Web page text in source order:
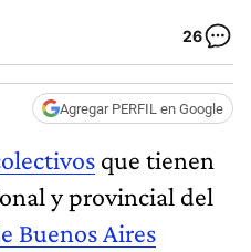
26
Agregar PERFIL en Google
que tienen
y provincial del
Buenos Aires